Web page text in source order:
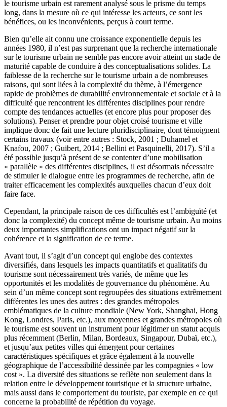
le tourisme urbain est rarement analysé sous le prisme du temps
long, dans la mesure où ce qui intéresse les acteurs, ce sont les
bénéfices, ou les inconvénients, perçus à court terme.
Bien qu’elle ait connu une croissance exponentielle depuis les
années 1980, il n’est pas surprenant que la recherche internationale
sur le tourisme urbain ne semble pas encore avoir atteint un stade de
maturité capable de conduire à des conceptualisations solides. La
faiblesse de la recherche sur le tourisme urbain a de nombreuses
raisons, qui sont liées à la complexité du thème, à l’émergence
rapide de problèmes de durabilité environnementale et sociale et à la
difficulté que rencontrent les différentes disciplines pour rendre
compte des tendances actuelles (et encore plus pour proposer des
solutions). Penser et prendre pour objet croisé tourisme et ville
implique donc de fait une lecture pluridisciplinaire, dont témoignent
certains travaux (voir entre autres : Stock, 2001 ; Duhamel et
Knafou, 2007 ; Guibert, 2014 ; Bellini et Pasquinelli, 2017). S’il a
été possible jusqu’à présent de se contenter d’une mobilisation
« parallèle » des différentes disciplines, il est désormais nécessaire
de stimuler le dialogue entre les programmes de recherche, afin de
traiter efficacement les complexités auxquelles chacun d’eux doit
faire face.
Cependant, la principale raison de ces difficultés est l’ambiguïté (et
donc la complexité) du concept même de tourisme urbain. Au moins
deux importantes simplifications ont un impact négatif sur la
cohérence et la signification de ce terme.
Avant tout, il s’agit d’un concept qui englobe des contextes
diversifiés, dans lesquels les impacts quantitatifs et qualitatifs du
tourisme sont nécessairement très variés, de même que les
opportunités et les modalités de gouvernance du phénomène. Au
sein d’un même concept sont regroupées des situations extrêmement
différentes les unes des autres : des grandes métropoles
emblématiques de la culture mondiale (New York, Shanghai, Hong
Kong, Londres, Paris, etc.), aux moyennes et grandes métropoles où
le tourisme est souvent un instrument pour légitimer un statut acquis
plus récemment (Berlin, Milan, Bordeaux, Singapour, Dubaï, etc.),
et jusqu’aux petites villes qui émergent pour certaines
caractéristiques spécifiques et grâce également à la nouvelle
géographique de l’accessibilité dessinée par les compagnies « low
cost ». La diversité des situations se reflète non seulement dans la
relation entre le développement touristique et la structure urbaine,
mais aussi dans le comportement du touriste, par exemple en ce qui
concerne la probabilité de répétition du voyage.